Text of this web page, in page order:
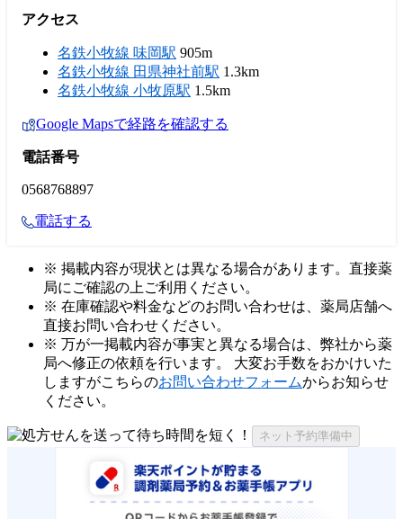
アクセス
名鉄小牧線 味岡駅 905m
名鉄小牧線 田県神社前駅 1.3km
名鉄小牧線 小牧原駅 1.5km
Google Mapsで経路を確認する
電話番号
0568768897
電話する
※ 掲載内容が現状とは異なる場合があります。直接薬
局にご確認の上ご利用ください。
※ 在庫確認や料金などのお問い合わせは、薬局店舗へ
直接お問い合わせください。
※ 万が一掲載内容が事実と異なる場合は、弊社から薬
局へ修正の依頼を行います。 大変お手数をおかけいた
しますがこちらのお問い合わせフォームからお知らせ
ください。
ネット予約準備中